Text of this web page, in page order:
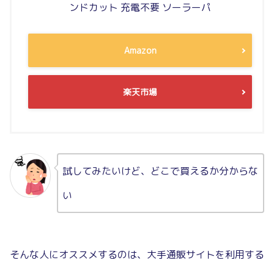
ンドカット 充電不要 ソーラーパ
Amazon
楽天市場
試してみたいけど、どこで買えるか分からな
い
そんな人にオススメするのは、大手通販サイトを利用する